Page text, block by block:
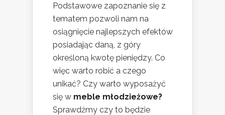
Podstawowe zapoznanie się z
tematem pozwoli nam na
osiągnięcie najlepszych efektów
posiadając daną, z góry
określoną kwotę pieniędzy. Co
więc warto robić a czego
unikać? Czy warto wyposażyć
się w meble młodzieżowe?
Sprawdźmy czy to będzie